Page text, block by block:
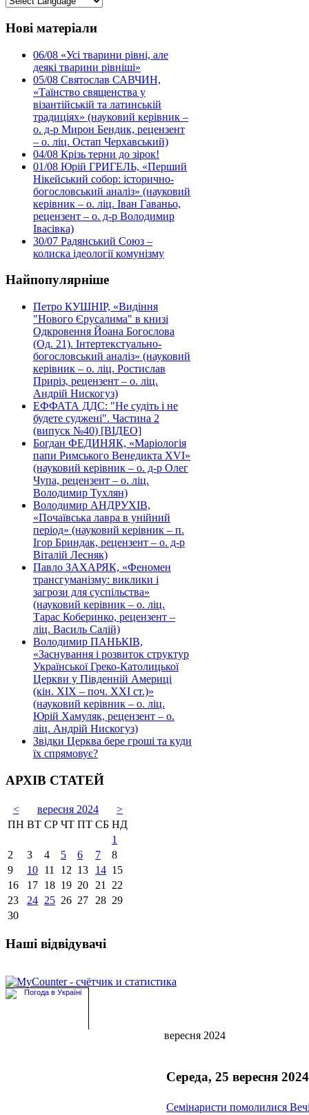
Нові матеріали
06/08 «Усі тварини рівні, але
деякі тварини рівніші»
05/08 Святослав САВЧИН,
«Таїнство священства у
візантійській та латинській
традиціях» (науковий керівник –
о. д-р Мирон Бендик, рецензент
– о. ліц. Остап Черхавський)
04/08 Крізь терни до зірок!
01/08 Юрій ГРИГЕЛЬ, «Перший
Нікейський собор: історично-
богословський аналіз» (науковий
керівник – о. ліц. Іван Гаваньо,
рецензент – о. д-р Володимир
Івасівка)
30/07 Радянський Союз –
колиска ідеології комунізму
Найпопулярніше
Петро КУШНІР, «Видіння
"Нового Єрусалима" в книзі
Одкровення Йоана Богослова
(Од. 21). Інтертекстуально-
богословський аналіз» (науковий
керівник – о. ліц. Ростислав
Приріз, рецензент – о. ліц.
Андрій Нискогуз)
ЕФФАТА ДДС: "Не судіть і не
будете суджені". Частина 2
(випуск №40) [ВІДЕО]
Богдан ФЕДИНЯК, «Маріологія
папи Римського Венедикта XVI»
(науковий керівник – о. д-р Олег
Чупа, рецензент – о. ліц.
Володимир Тухлян)
Володимир АНДРУХІВ,
«Почаївська лавра в унійний
період» (науковий керівник – п.
Ігор Бриндак, рецензент – о. д-р
Віталій Лесняк)
Павло ЗАХАРЯК, «Феномен
трансгуманізму: виклики і
загрози для суспільства»
(науковий керівник – о. ліц.
Тарас Коберинко, рецензент –
ліц. Василь Салій)
Володимир ПАНЬКІВ,
«Заснування і розвиток структур
Української Греко-Католицької
Церкви у Південній Америці
(кін. ХІХ – поч. ХХІ ст.)»
(науковий керівник – о. ліц.
Юрій Хамуляк, рецензент – о.
ліц. Андрій Нискогуз)
Звідки Церква бере гроші та куди
їх спрямовує?
АРХІВ СТАТЕЙ
< вересня 2024
>
ПН ВТ СР ЧТ ПТ СБ НД
1
2
3 4 5 6 7
8
9
10 11 12 13 14 15
16
17 18 19 20 21
22
23
24 25 26 27 28 29
30
Наші відвідувачі
вересня 2024
Середа, 25 вересня 2024
Семінаристи помолилися